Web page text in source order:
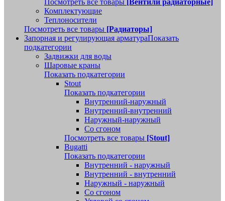
Посмотреть все товары [Вентили радиаторные]
Комплектующие
Теплоносители
Посмотреть все товары [Радиаторы]
Запорная и регулирующая арматураПоказать
подкатегории
Задвижки для воды
Шаровые краны
Показать подкатегории
Stout
Показать подкатегории
Внутренний-наружный
Внутренний-внутренний
Наружный-наружный
Со сгоном
Посмотреть все товары [Stout]
Bugatti
Показать подкатегории
Внутренний - наружный
Внутренний - внутренний
Наружный - наружный
Со сгоном